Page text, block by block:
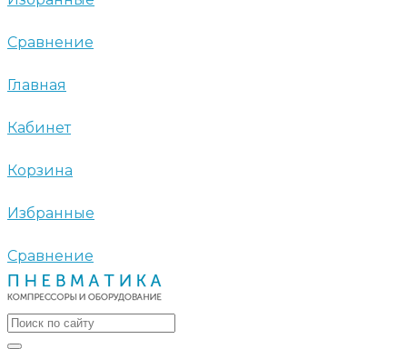
Сравнение
Главная
Кабинет
Корзина
Избранные
Сравнение